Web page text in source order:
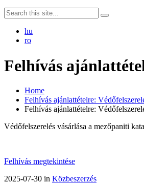
hu
ro
Felhívás
Home
Felhívás ajánlattételre:
Felhívás ajánlattételre:
Védőfelszerelés vásárlása a mezőpaniti
Felhívás megtekintése
2025-07-30 in Közbeszerzés